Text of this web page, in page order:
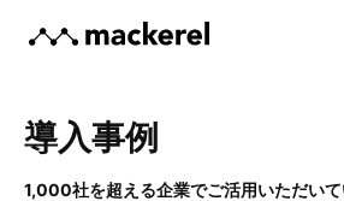
導入事例
1,000社を超える企業でご活用いただい